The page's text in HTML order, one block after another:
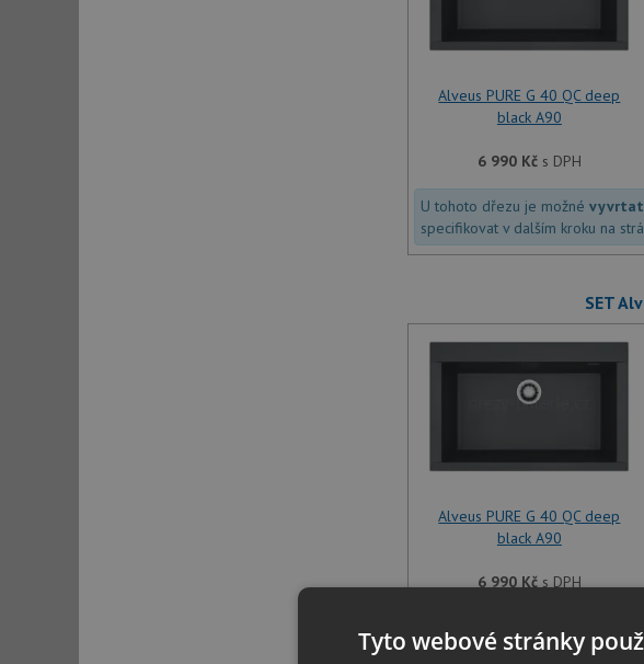
Alveus PURE G 40 QC deep
black A90
6 990 Kčs DPH
U tohoto dřezu je možné
specifikovat v dalším kroku na
SET
Alveus PURE G 40 QC deep
black A90
6 990 Kčs DPH
specifikovat v dalším kroku na
Tyto webové stránky